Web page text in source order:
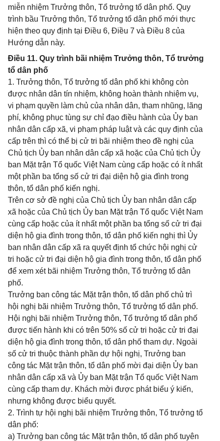
miễn nhiệm Trưởng thôn, Tổ trưởng tổ dân phố. Quy
trình bầu Trưởng thôn, Tổ trưởng tổ dân phố mới thực
hiện theo quy định tại Điều 6, Điều 7 và Điều 8 của
Hướng dẫn này.
Điều 11. Quy trình bãi nhiệm Trưởng thôn, Tổ trưởng
tổ dân phố
1. Trưởng thôn, Tổ trưởng tổ dân phố khi không còn
được nhân dân tín nhiệm, không hoàn thành nhiệm vụ,
vi phạm quyền làm chủ của nhân dân, tham nhũng, lãng
phí, không phục tùng sự chỉ đạo điều hành của Ủy ban
nhân dân cấp xã, vi phạm pháp luật và các quy định của
cấp trên thì có thể bị cử tri bãi nhiệm theo đề nghị của
Chủ tịch Ủy ban nhân dân cấp xã hoặc của Chủ tịch Ủy
ban Mặt trận Tổ quốc Việt Nam cùng cấp hoặc có ít nhất
một phần ba tổng số cử tri đại diện hộ gia đình trong
thôn, tổ dân phố kiến nghị.
Trên cơ sở đề nghị của Chủ tịch Ủy ban nhân dân cấp
xã hoặc của Chủ tịch Ủy ban Mặt trận Tổ quốc Việt Nam
cùng cấp hoặc của ít nhất một phần ba tổng số cử tri đại
diện hộ gia đình trong thôn, tổ dân phố kiến nghị thì Ủy
ban nhân dân cấp xã ra quyết định tổ chức hội nghị cử
tri hoặc cử tri đại diện hộ gia đình trong thôn, tổ dân phố
để xem xét bãi nhiệm Trưởng thôn, Tổ trưởng tổ dân
phố.
Trưởng ban công tác Mặt trận thôn, tổ dân phố chủ trì
hội nghị bãi nhiệm Trưởng thôn, Tổ trưởng tổ dân phố.
Hội nghị bãi nhiệm Trưởng thôn, Tổ trưởng tổ dân phố
được tiến hành khi có trên 50% số cử tri hoặc cử tri đại
diện hộ gia đình trong thôn, tổ dân phố tham dự. Ngoài
số cử tri thuộc thành phần dự hội nghị, Trưởng ban
công tác Mặt trận thôn, tổ dân phố mời đại diện Ủy ban
nhân dân cấp xã và Ủy ban Mặt trận Tổ quốc Việt Nam
cùng cấp tham dự. Khách mời được phát biểu ý kiến,
nhưng không được biểu quyết.
2. Trình tự hội nghị bãi nhiệm Trưởng thôn, Tổ trưởng tổ
dân phố:
a) Trưởng ban công tác Mặt trận thôn, tổ dân phố tuyên